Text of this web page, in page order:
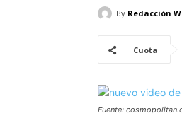
By Redacción
Cuota
Fuente: